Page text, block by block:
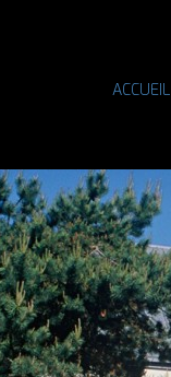
ACCUEIL